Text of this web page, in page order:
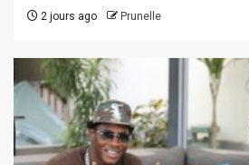
2 jours ago Prunelle